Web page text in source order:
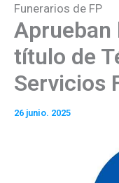
Funerarios de FP
Aprueban
título de
Servicios
26 junio. 2025